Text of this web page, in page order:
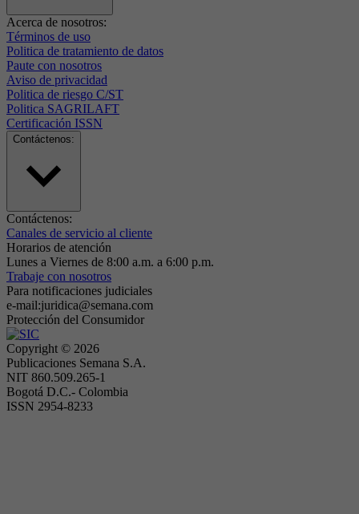
Acerca de nosotros:
Términos de uso
Politica de tratamiento de datos
Paute con nosotros
Aviso de privacidad
Politica de riesgo C/ST
Politica SAGRILAFT
Certificación ISSN
Contáctenos:
Contáctenos:
Canales de servicio al cliente
Horarios de atención
Lunes a Viernes de 8:00 a.m. a 6:00 p.m.
Trabaje con nosotros
Para notificaciones judiciales
e-mail:juridica@semana.com
Protección del Consumidor
Copyright © 2026
Publicaciones Semana S.A.
NIT 860.509.265-1
Bogotá D.C.- Colombia
ISSN 2954-8233